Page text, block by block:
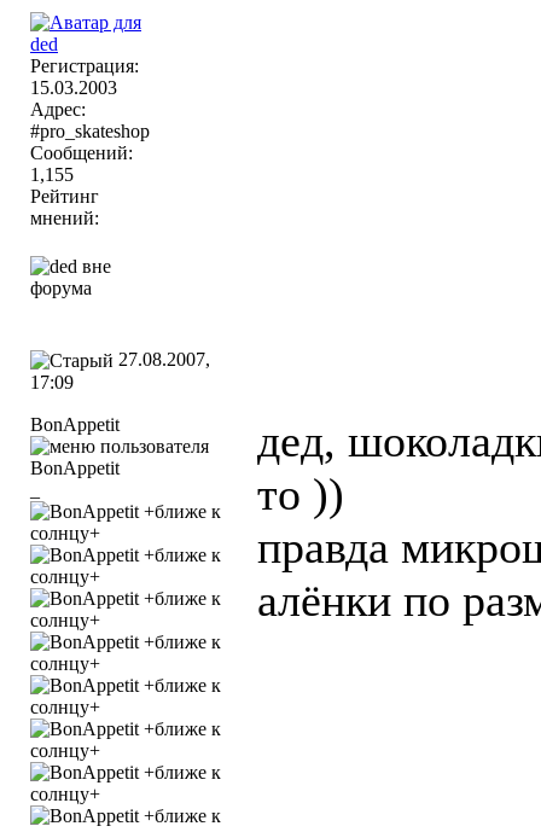
Регистрация:
15.03.2003
Адрес:
#pro_skateshop
Сообщений:
1,155
Рейтинг
мнений:
27.08.2007,
17:09
BonAppetit
дед,
то ))
правда
алёнки по